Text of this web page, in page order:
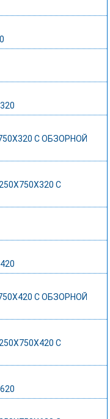
C ОБЗОРНОЙ
C
C ОБЗОРНОЙ
C